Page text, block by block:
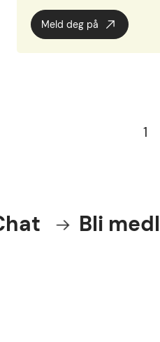
Meld deg på
1
Bli medlem